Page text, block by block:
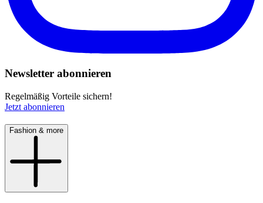
Newsletter abonnieren
Regelmäßig Vorteile sichern!
Jetzt abonnieren
Fashion & more